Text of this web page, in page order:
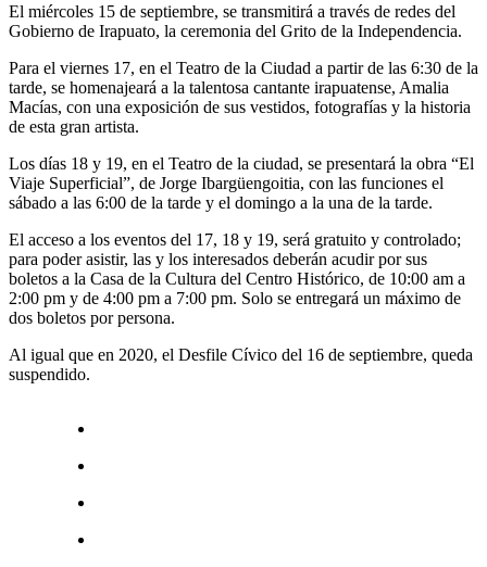
El miércoles 15 de septiembre, se transmitirá a través de redes del
Gobierno de Irapuato, la ceremonia del Grito de la Independencia.
Para el viernes 17, en el Teatro de la Ciudad a partir de las 6:30 de la
tarde, se homenajeará a la talentosa cantante irapuatense, Amalia
Macías, con una exposición de sus vestidos, fotografías y la historia
de esta gran artista.
Los días 18 y 19, en el Teatro de la ciudad, se presentará la obra “El
Viaje Superficial”, de Jorge Ibargüengoitia, con las funciones el
sábado a las 6:00 de la tarde y el domingo a la una de la tarde.
El acceso a los eventos del 17, 18 y 19, será gratuito y controlado;
para poder asistir, las y los interesados deberán acudir por sus
boletos a la Casa de la Cultura del Centro Histórico, de 10:00 am a
2:00 pm y de 4:00 pm a 7:00 pm. Solo se entregará un máximo de
dos boletos por persona.
Al igual que en 2020, el Desfile Cívico del 16 de septiembre, queda
suspendido.